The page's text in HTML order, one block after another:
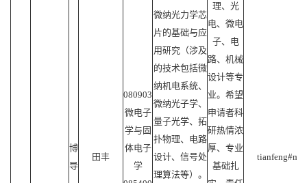
博
导
田丰
080903
微电子
学与固
体电子
学
微纳光力学芯
片的基础与应
用研究（涉及
的技术包括微
纳机电系统、
微纳光子学、
量子光学、拓
扑物理、电路
设计、信号处
理算法等）。
理、光
电、微电
子、电
路、机械
设计等专
业。希望
申请者科
研热情浓
厚、专业
基础扎